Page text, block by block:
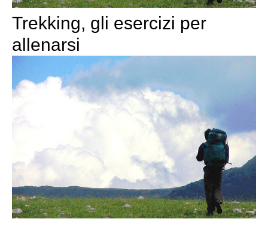
Trekking, gli esercizi per
allenarsi